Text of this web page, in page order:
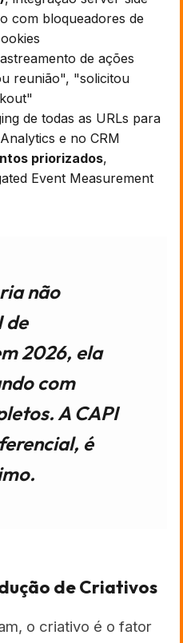
com bloqueadores de
de ações
reunião", "solicitou
de todas as URLs para
e no CRM
priorizados,
Event Measurement
não
de
2026, ela
com
A CAPI
é
de Criativos
o criativo é o fator